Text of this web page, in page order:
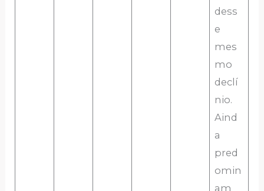
dess
e
mes
mo
declí
nio.
Aind
a
pred
omin
am